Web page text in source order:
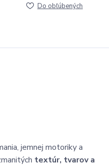
Do obľúbených
jemnej motoriky a
textúr, tvarov a